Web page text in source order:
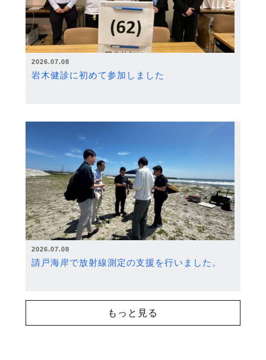
2026.07.08
岩木健診に初めて参加しました
2026.07.08
請戸海岸で放射線測定の支援を行いました。
もっと見る